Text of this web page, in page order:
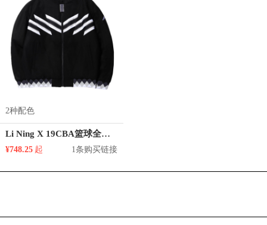
2种配色
Li Ning X 19CBA篮球全明星 羊毛运动棉服夹克 男女同款 AJMP003
¥748.25 起 1条购买链接